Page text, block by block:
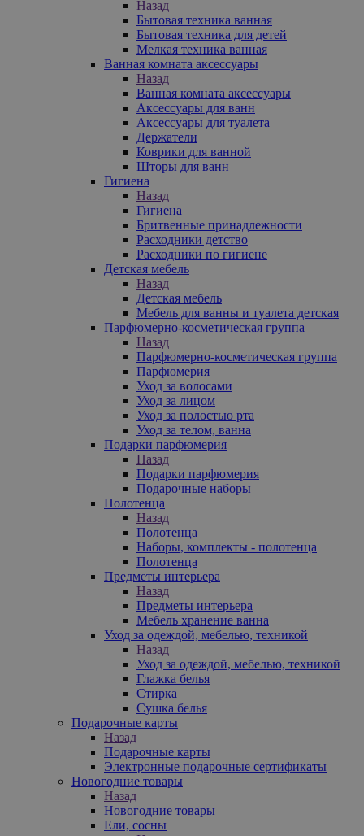
Назад
Бытовая техника ванная
Бытовая техника для детей
Мелкая техника ванная
Ванная комната аксессуары
Назад
Ванная комната аксессуары
Аксессуары для ванн
Аксессуары для туалета
Держатели
Коврики для ванной
Шторы для ванн
Гигиена
Назад
Гигиена
Бритвенные принадлежности
Расходники детство
Расходники по гигиене
Детская мебель
Назад
Детская мебель
Мебель для ванны и туалета детская
Парфюмерно-косметическая группа
Назад
Парфюмерно-косметическая группа
Парфюмерия
Уход за волосами
Уход за лицом
Уход за полостью рта
Уход за телом, ванна
Подарки парфюмерия
Назад
Подарки парфюмерия
Подарочные наборы
Полотенца
Назад
Полотенца
Наборы, комплекты - полотенца
Полотенца
Предметы интерьера
Назад
Предметы интерьера
Мебель хранение ванна
Уход за одеждой, мебелью, техникой
Назад
Уход за одеждой, мебелью, техникой
Глажка белья
Стирка
Сушка белья
Подарочные карты
Назад
Подарочные карты
Электронные подарочные сертификаты
Новогодние товары
Назад
Новогодние товары
Ели, сосны